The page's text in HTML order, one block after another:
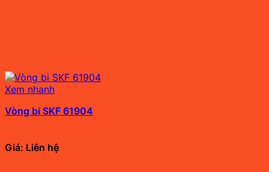
Xem nhanh
Vòng bi SKF 61904
Giá: Liên hệ